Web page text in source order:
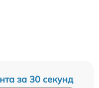
за 30 секунд